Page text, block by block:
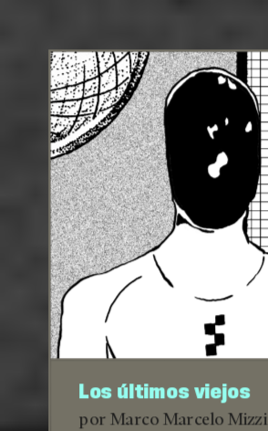
Los últimos viejos
por Marco Marcelo Mizzi